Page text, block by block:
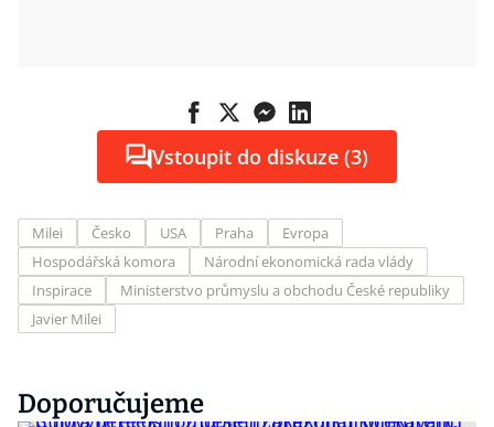
Vstoupit do diskuze (3)
Milei Česko USA Praha
Evropa
Hospodářská komora
Národní ekonomická rada vlády
Inspirace
Ministerstvo průmyslu a obchodu České republiky
Javier Milei
Doporučujeme